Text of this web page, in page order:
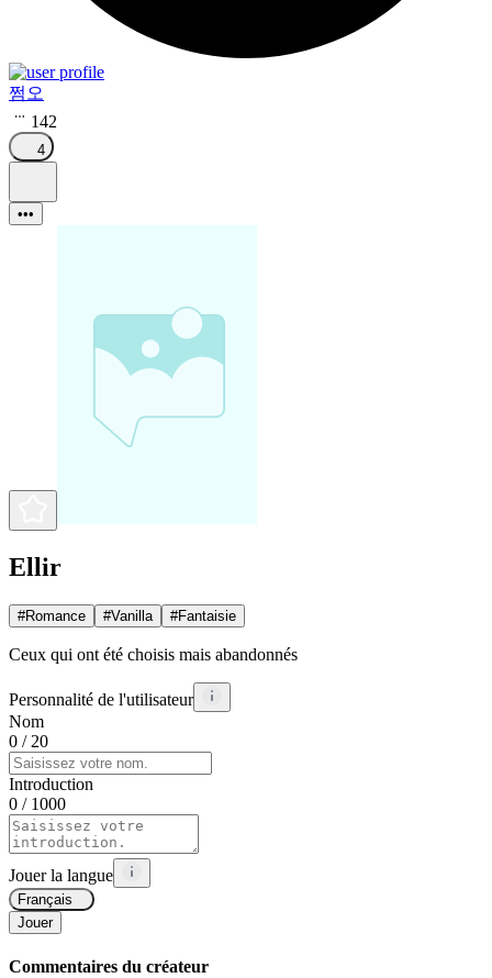
쩜오
142
4
•••
Ellir
#Romance #Vanilla #Fantaisie
Ceux qui ont été choisis mais abandonnés
Personnalité de l'utilisateur
Nom
0 / 20
Introduction
0 / 1000
Jouer la langue
Français
Jouer
Commentaires du créateur